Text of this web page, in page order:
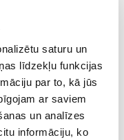
saturu un
līdzekļu funkcijas
par to, kā jūs
ar saviem
un analīzes
informāciju, ko
vakcinācijas shēmu
plānotos
Pietiekams
atmešana,
organisma